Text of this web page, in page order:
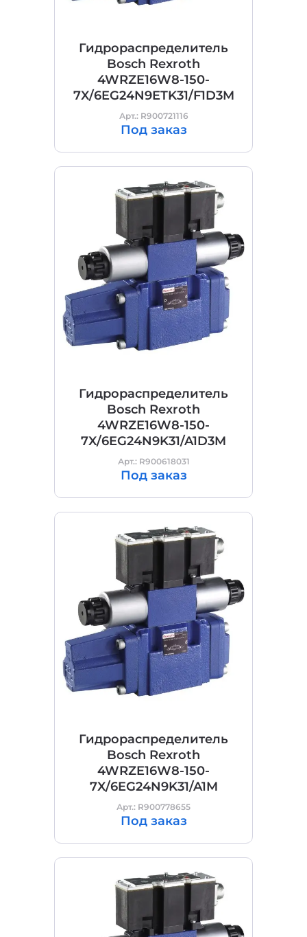
Гидрораспределитель
Bosch Rexroth
4WRZE16W8-150-
7X/6EG24N9ETK31/F1D3M
Арт.: R900721116
Под заказ
Гидрораспределитель
Bosch Rexroth
4WRZE16W8-150-
7X/6EG24N9K31/A1D3M
Арт.: R900618031
Под заказ
Гидрораспределитель
Bosch Rexroth
4WRZE16W8-150-
7X/6EG24N9K31/A1M
Арт.: R900778655
Под заказ